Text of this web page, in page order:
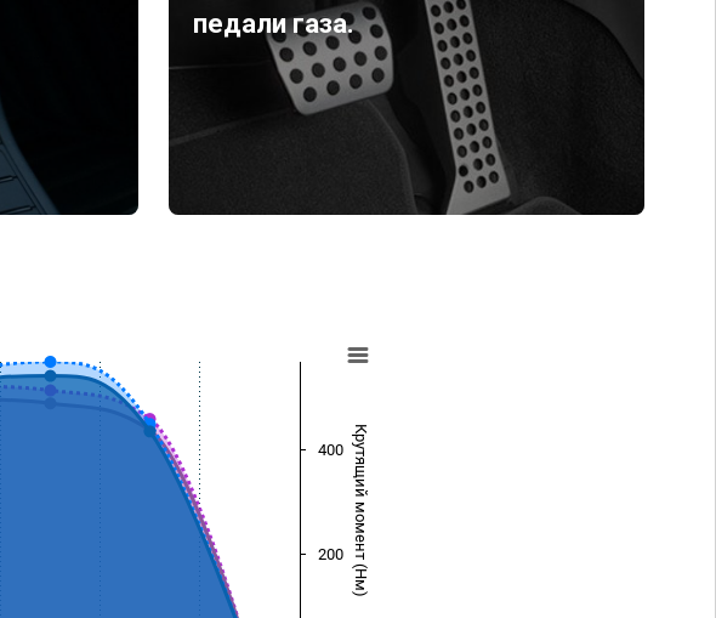
педали газа.
Крутящий момент (Нм)
200
400